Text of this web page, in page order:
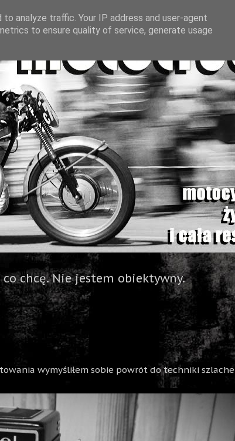
chcę. Nie jestem obiektywny.
wymyśliłem sobie powrót do techniki
analyze traffic. Your IP address and user-agent
to ensure quality of service, generate usage